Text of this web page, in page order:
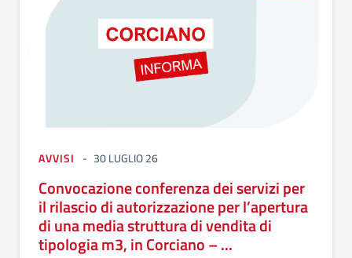
AVVISI 30 LUGLIO 26
Convocazione conferenza dei servizi per
il rilascio di autorizzazione per l’apertura
di una media struttura di vendita di
tipologia m3, in Corciano – ...